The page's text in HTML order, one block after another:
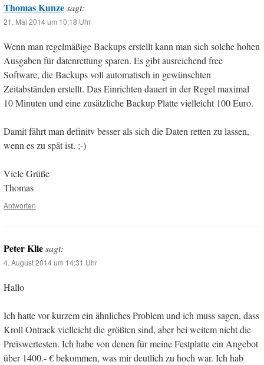
Thomas Kunzesagt:
21. Mai 2014 um 10:18 Uhr
Wenn man regelmäßige Backups erstellt kann man sich solche hohen
Ausgaben für datenrettung sparen. Es gibt ausreichend free
Software, die Backups voll automatisch in gewünschten
Zeitabständen erstellt. Das Einrichten dauert in der Regel maximal
10 Minuten und eine zusätzliche Backup Platte vielleicht 100 Euro.
Damit fährt man definitv besser als sich die Daten retten zu lassen,
wenn es zu spät ist. ;-)
Viele Grüße
Thomas
Antworten
Peter Kliesagt:
4. August 2014 um 14:31 Uhr
Hallo
Ich hatte vor kurzem ein ähnliches Problem und ich muss sagen, dass
Kroll Ontrack vielleicht die größten sind, aber bei weitem nicht die
Preiswertesten. Ich habe von denen für meine Festplatte ein Angebot
über 1400.- € bekommen, was mir deutlich zu hoch war. Ich hab